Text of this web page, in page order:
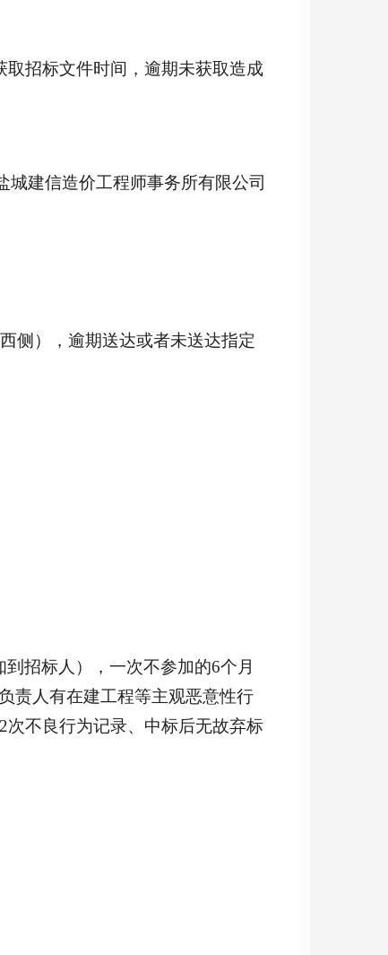
取招标文件时间，逾期未获取造成
城建信造价工程师事务所有限公司
侧），逾期送达或者未送达指定
招标人），一次不参加的6个月
责人有在建工程等主观恶意性行
不良行为记录、中标后无故弃标